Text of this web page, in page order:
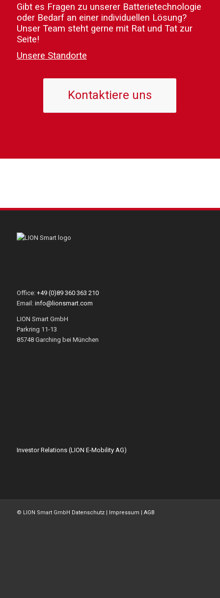
Gibt es Fragen zu unserer Batterietechnologie
oder Bedarf an einer individuellen Lösung?
Unser Team steht gerne mit Rat und Tat zur
Seite!
Unsere Standorte
Kontaktiere uns
Office: +49 (0)89 360 363 210
Email: info@lionsmart.com
LION Smart GmbH
Parkring 11-13
85748 Garching bei München
Investor Relations (LION E-Mobility AG)
© LION Smart GmbH Datenschutz| Impressum | AGB